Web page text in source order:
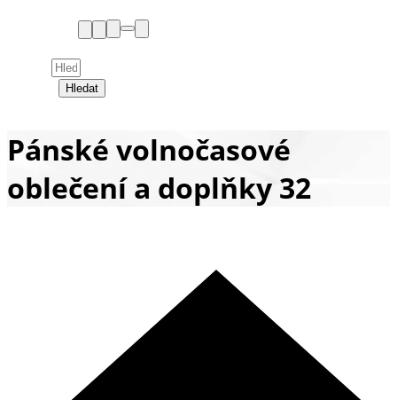
Hledat
Pánské volnočasové
oblečení a doplňky 32